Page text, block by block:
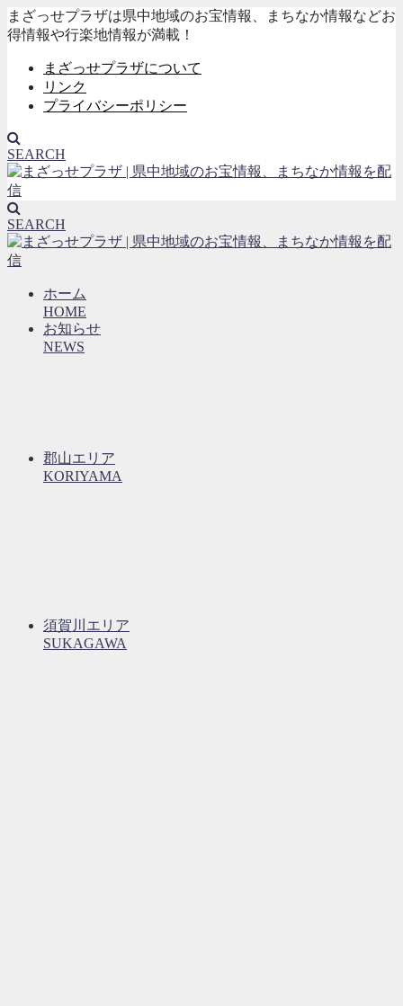
まざっせプラザは県中地域のお宝情報、まちなか情報などお
得情報や行楽地情報が満載！
まざっせプラザについて
リンク
プライバシーポリシー
SEARCH
SEARCH
ホーム
HOME
お知らせ
NEWS
郡山エリア
KORIYAMA
須賀川エリア
SUKAGAWA